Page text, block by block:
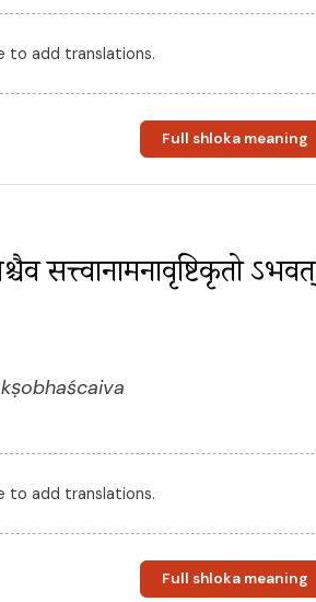
to add translations.
Full shloka meaning
सत्त्वानामनावृष्टिकृतो ऽभवत्
to add translations.
Full shloka meaning